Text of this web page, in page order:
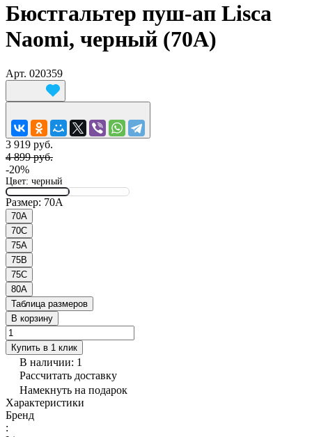
Бюстгальтер пуш-ап Lisca
Naomi, черный (70A)
Арт. 020359
3 919 руб.
4 899 руб.
-20%
Цвет: черный
Размер: 70A
70A
70C
75A
75B
75C
80A
Таблица размеров
В корзину
Купить в 1 клик
В наличии: 1
Рассчитать доставку
Намекнуть на подарок
Характеристики
Бренд
: